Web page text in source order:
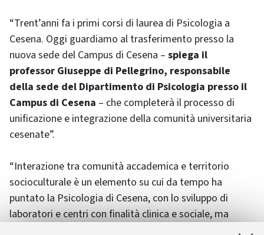
“Trent’anni fa i primi corsi di laurea di Psicologia a
Cesena. Oggi guardiamo al trasferimento presso la
nuova sede del Campus di Cesena – spiega il
professor Giuseppe di Pellegrino, responsabile
della sede del Dipartimento di Psicologia presso il
Campus di Cesena – che completerà il processo di
unificazione e integrazione della comunità universitaria
cesenate”.
“Interazione tra comunità accademica e territorio
socioculturale è un elemento su cui da tempo ha
puntato la Psicologia di Cesena, con lo sviluppo di
laboratori e centri con finalità clinica e sociale, ma